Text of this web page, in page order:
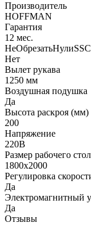
Производитель
HOFFMAN
Гарантия
12 мес.
Нет
Вылет рукава
1250 мм
Воздушная подушка
Да
Высота раскроя (мм)
200
Напряжение
220В
Размер рабочего
1800х2000
Регулировка
Да
Электромагнитный
Да
Отзывы